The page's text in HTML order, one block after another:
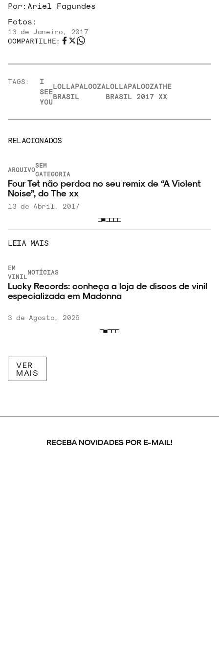
Por: Ariel Fagundes
Fotos:
13 de Janeiro, 2017
COMPARTILHE:
TAGS:
I
SEE
YOU
LOLLAPALOOZA
BRASIL
LOLLAPALOOZA
BRASIL 2017
THE
XX
RELACIONADOS
ARQUIVO
SEM
CATEGORIA
Four Tet não perdoa no seu remix de “A Violent
Noise”, do The xx
13 de Abril, 2017
LEIA MAIS
EM
VINIL
NOTÍCIAS
Lucky Records: conheça a loja de discos de vinil
especializada em Madonna
3 de Agosto, 2026
VER
MAIS
RECEBA NOVIDADES POR E-MAIL!